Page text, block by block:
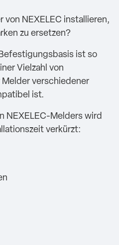
von NEXELEC installieren,
zu ersetzen?
ist so
Vielzahl von
verschiedener
ist.
NEXELEC-Melders wird
verkürzt: